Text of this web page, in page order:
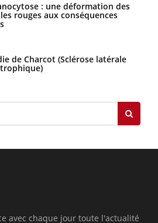
: une déformation des
rouges aux conséquences
de Charcot (Sclérose latérale
avec chaque jour toute l'actualité